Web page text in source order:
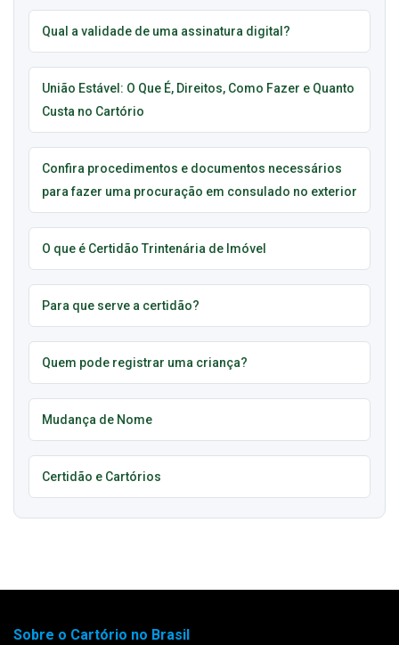
Qual a validade de uma assinatura digital?
União Estável: O Que É, Direitos, Como Fazer e Quanto
Custa no Cartório
Confira procedimentos e documentos necessários
para fazer uma procuração em consulado no exterior
O que é Certidão Trintenária de Imóvel
Para que serve a certidão?
Quem pode registrar uma criança?
Mudança de Nome
Certidão e Cartórios
Sobre o Cartório no Brasil